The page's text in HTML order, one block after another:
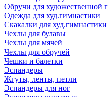
Обручи для художественной
Одежда для худ.гимнастики
Скакалки для худ.гимнастики
Чехлы для булавы
Чехлы для мячей
Чехлы для обручей
Чешки и балетки
Эспандеры
Жгуты, ленты, петли
Эспандеры для ног